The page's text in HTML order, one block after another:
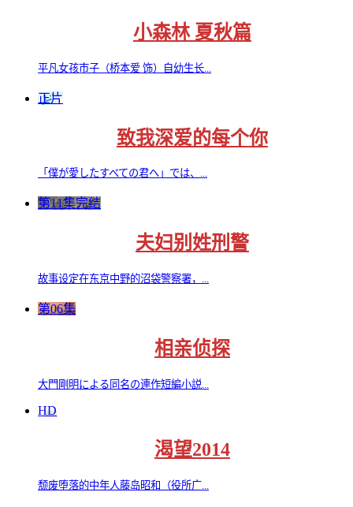
小森林 夏秋篇
平凡女孩市子（桥本爱 饰）自幼生长...
正片
致我深爱的每个你
「僕が愛したすべての君へ」では、...
第11集完结
夫妇别姓刑警
故事设定在东京中野的沼袋警察署，...
第06集
相亲侦探
大門剛明による同名の連作短編小説...
HD
渴望2014
颓废堕落的中年人藤岛昭和（役所广...